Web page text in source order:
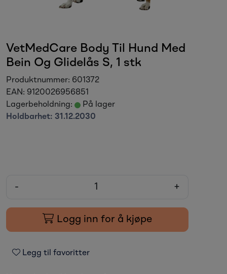
VetMedCare Body Til Hund Med
Bein Og Glidelås S, 1 stk
Produktnummer: 601372
EAN: 9120026956851
Lagerbeholdning:
På lager
Holdbarhet: 31.12.2030
- +
Logg inn for å kjøpe
Legg til favoritter